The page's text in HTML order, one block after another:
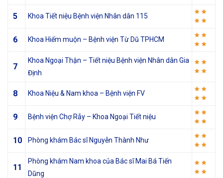
5 Khoa Tiết niệu Bệnh viện Nhân dân 115
6 Khoa Hiếm muộn – Bệnh viện Từ Dũ TPHCM
7
Khoa Ngoại Thận – Tiết niệu Bệnh viện Nhân dân Gia
Định
8 Khoa Niệu & Nam khoa – Bệnh viện FV
9 Bệnh viện Chợ Rẫy – Khoa Ngoại Tiết niệu
10 Phòng khám Bác sĩ Nguyễn Thành Như
11
Phòng khám Nam khoa của Bác sĩ Mai Bá Tiến
Dũng